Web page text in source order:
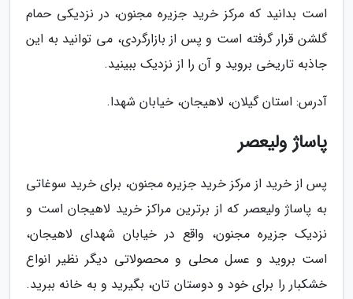
است بدانید که مرکز خرید جزیره مجنون، در نزدیکی حمام
گلشن قرار گرفته است و پس از بازارگردی، می توانید به این
جاذبه تاریخی بروید و آن را از نزدیک ببینید.
آدرس: استان گیلان، لاهیجان، خیابان شهدا.
پاساژ ولیعصر
پس از خرید از مرکز خرید جزیره مجنون، برای خرید سوغاتی
به پاساژ ولیعصر که از برترین مراکز خرید لاهیجان است و
نزدیک جزیره مجنون، واقع در خیابان شهدای لاهیجان،
است بروید و عسل محلی و محصولاتی دیگر نظیر انواع
خشکبار را برای خود و دوستان تان، بگیرید و به خانه ببرید.